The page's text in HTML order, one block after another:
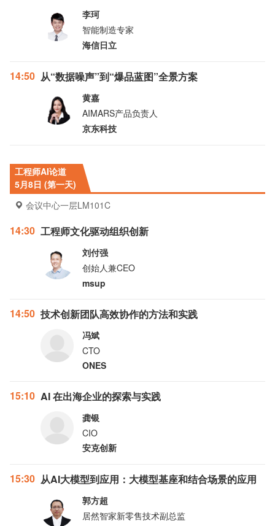
李珂
智能制造专家
海信日立
14:50 从“数据噪声”到“爆品蓝图”全景方案
黄嘉
AIMARS产品负责人
京东科技
工程师AI论道
5月8日 (第一天)
会议中心一层LM101C
14:30 工程师文化驱动组织创新
刘付强
创始人兼CEO
msup
14:50 技术创新团队高效协作的方法和实践
冯斌
CTO
ONES
15:10 AI 在出海企业的探索与实践
龚银
CIO
安克创新
15:30 从AI大模型到应用：大模型基座和结合场景的应用
郭方超
居然智家新零售技术副总监